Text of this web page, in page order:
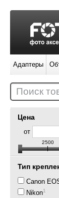
Цена
от
2500
Тип
Canon
Nikon1
Адаптеры
Поиск